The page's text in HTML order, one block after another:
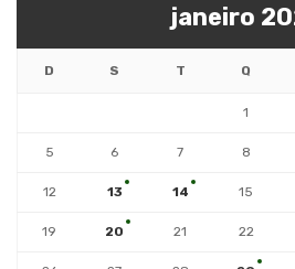
janeiro
D S T Q
1
5 6 7 8
12 13 14 15
19 20 21 22